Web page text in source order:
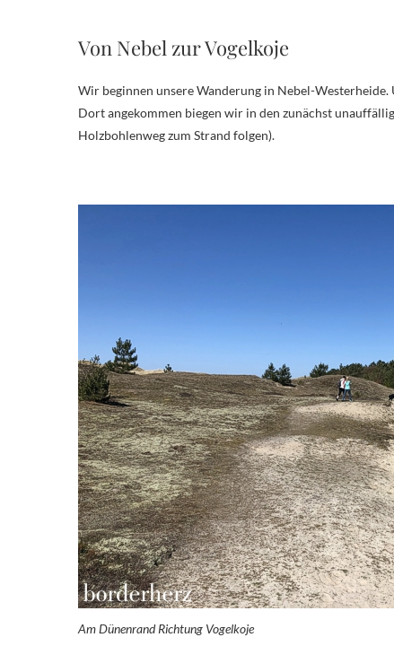
Von Nebel zur Vogelkoje
Wir beginnen unsere Wanderung in Nebel-
Dort angekommen biegen wir in den zunächst
Holzbohlenweg zum Strand folgen).
Am Dünenrand Richtung Vogelkoje